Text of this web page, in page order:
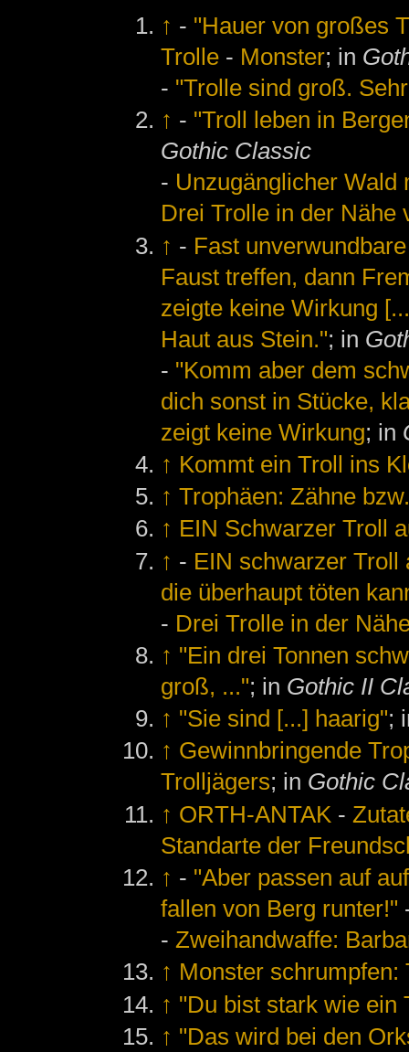
↑ - "Hauer von großes
Trolle - Monster; in
- "Trolle sind groß.
↑ - "Troll leben in
Gothic Classic
- Unzugänglicher Wald
Drei Trolle in der Nähe
↑ - Fast
Faust treffen, dann
zeigte keine Wirkung
Haut aus Stein."; in
- "Komm aber dem
dich sonst in Stücke,
zeigt keine Wirkung; in
↑ Kommt ein Troll ins
↑ Trophäen: Zähne
↑ EIN Schwarzer Troll
↑ - EIN schwarzer Troll
die überhaupt töten
- Drei Trolle in der
↑ "Ein drei Tonnen
groß, ..."; in Gothic II
↑ "Sie sind [...] haarig";
↑ Gewinnbringende
Trolljägers; in Gothic
↑ ORTH-ANTAK -
Standarte der
↑ - "Aber passen auf
fallen von Berg runter!"
-Zweihandwaffe:
↑ Monster
↑ "Du bist stark wie ein
↑ "Das wird bei den